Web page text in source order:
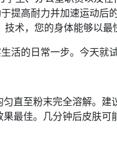
提高耐力并加速运动后的
技术，您的身体能够以最
活的日常一步。今天就
直至粉末完全溶解。
最佳。几分钟后皮肤